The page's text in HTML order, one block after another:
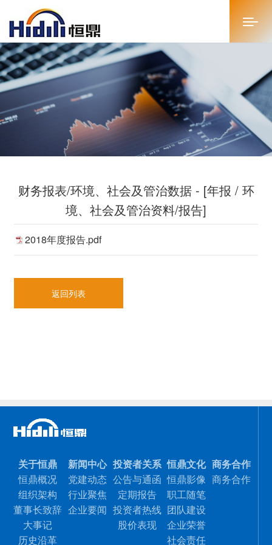
首页
关于恒鼎
新闻中心
恒鼎文化
商务合作
人才招聘
财务报表/环境、社会及管治数据 - [年报 / 环
境、社会及管治资料/报告]
2018年度报告.pdf
返回列表
关于恒鼎
恒鼎概况
组织架构
董事长致辞
大事记
历史沿革
新闻中心
党建动态
行业聚焦
企业要闻
投资者关系
公告与通函
定期报告
投资者热线
股价表现
恒鼎文化
恒鼎影像
职工随笔
团队建设
企业荣誉
社会责任
商务合作
商务合作